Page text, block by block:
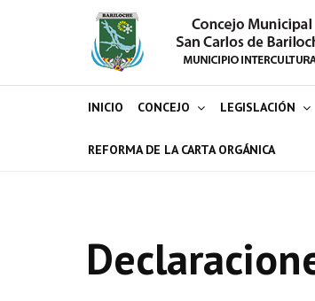
INICIO CONCEJO LEGISLACIÓN
REFORMA DE LA CARTA ORGÁNICA